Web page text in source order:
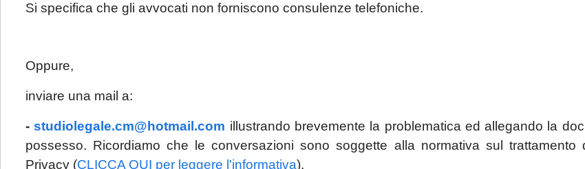
Si specifica che gli avvocati non forniscono consulenze telefoniche.
Oppure,
inviare una mail a:
-studiolegale.cm@hotmail.com illustrando brevemente la problematica ed allegando la
possesso. Ricordiamo che le conversazioni sono soggette alla normativa sul
Privacy (CLICCA QUI per leggere l'informativa).